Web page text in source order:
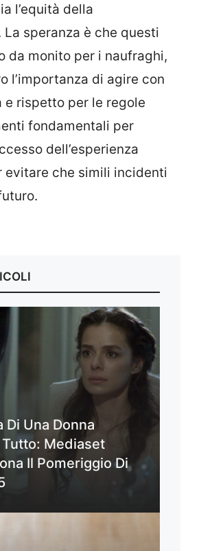
l’equità della
speranza è che questi
da monito per i naufraghi,
l’importanza di agire con
e rispetto per le regole
fondamentali per
dell’esperienza
evitare che simili incidenti
Di Una Donna
Mediaset
Il Pomeriggio Di